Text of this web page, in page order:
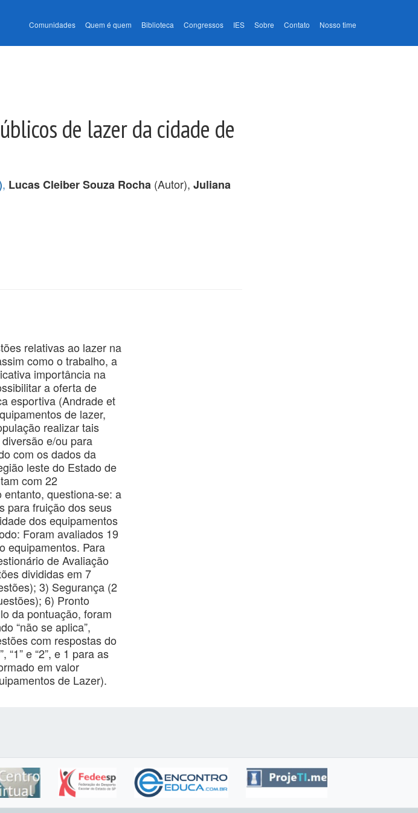
Comunidades Quem é quem Biblioteca Congressos IES Sobre Contato Nosso time
de lazer da cidade de
, Lucas Cleiber Souza Rocha (Autor), Juliana
relativas ao lazer na
como o trabalho, a
importância na
a oferta de
esportiva (Andrade et
de lazer,
realizar tais
e/ou para
com os dados da
leste do Estado de
com 22
questiona-se: a
para fruição dos seus
dos equipamentos
Foram avaliados 19
equipamentos. Para
de Avaliação
divididas em 7
3) Segurança (2
6) Pronto
da pontuação, foram
“não se aplica”,
com respostas do
e “2”, e 1 para as
em valor
de Lazer).